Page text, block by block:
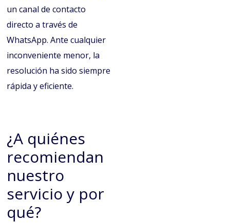
un canal de contacto
directo a través de
WhatsApp. Ante cualquier
inconveniente menor, la
resolución ha sido siempre
rápida y eficiente.
¿A quiénes
recomiendan
nuestro
servicio y por
qué?